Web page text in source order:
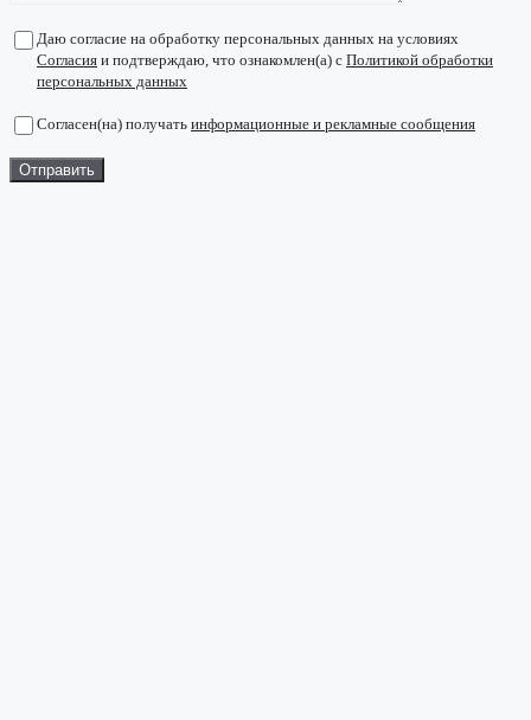
Даю согласие на обработку персональных данных на условиях
Согласия и подтверждаю, что ознакомлен(а) с Политикой обработки
персональных данных
Согласен(на) получать информационные и рекламные сообщения